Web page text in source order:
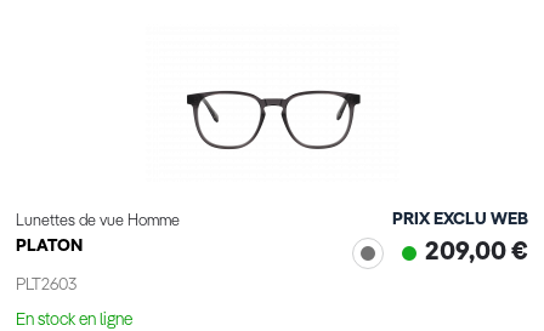
Lunettes de vue Homme
PLATON
PLT2603
PRIX EXCLU WEB
209,00 €
En stock en ligne